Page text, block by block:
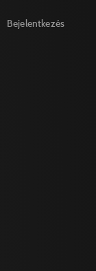
Bejelentkezés